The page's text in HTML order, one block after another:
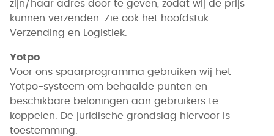
zijn/haar adres door te geven, zodat wij de prijs
kunnen verzenden. Zie ook het hoofdstuk
Verzending en Logistiek.
Yotpo
Voor ons spaarprogramma gebruiken wij het
Yotpo-systeem om behaalde punten en
beschikbare beloningen aan gebruikers te
koppelen. De juridische grondslag hiervoor is
toestemming.